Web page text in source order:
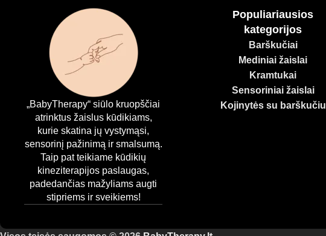
„BabyTherapy“ siūlo kruopščiai
atrinktus žaislus kūdikiams,
kurie skatina jų vystymąsi,
sensorinį pažinimą ir smalsumą.
Taip pat teikiame kūdikių
kineziterapijos paslaugas,
padedančias mažyliams augti
stipriems ir sveikiems!
Populiariausios
kategorijos
Barškučiai
Mediniai žaislai
Kramtukai
Sensoriniai žaislai
Kojinytės su barškučiu